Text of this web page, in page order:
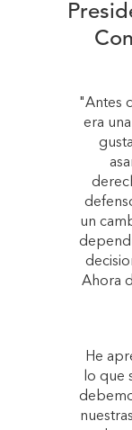
"Antes
era
un
Ahora
He
lo que